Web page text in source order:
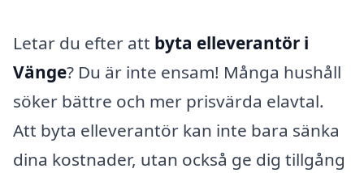
Letar du efter att byta elleverantör i
Vänge? Du är inte ensam! Många hushåll
söker bättre och mer prisvärda elavtal.
Att byta elleverantör kan inte bara sänka
dina kostnader, utan också ge dig tillgång